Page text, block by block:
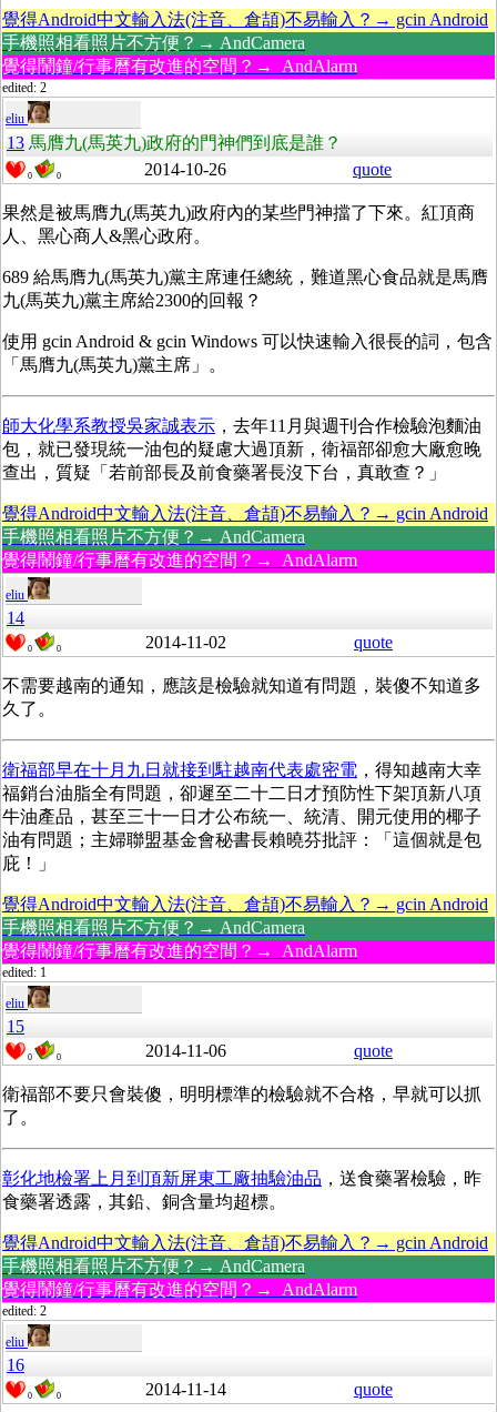
覺得Android中文輸入法(注音、倉頡)不易輸入？→ gcin Android
手機照相看照片不方便？→ AndCamera
覺得鬧鐘/行事曆有改進的空間？→ AndAlarm
edited: 2
eliu
13 馬膺九(馬英九)政府的門神們到底是誰？
0 0 2014-10-26 quote
果然是被馬膺九(馬英九)政府內的某些門神擋了下來。紅頂商
人、黑心商人&黑心政府。
689 給馬膺九(馬英九)黨主席連任總統，難道黑心食品就是馬膺
九(馬英九)黨主席給2300的回報？
使用 gcin Android & gcin Windows 可以快速輸入很長的詞，包含
「馬膺九(馬英九)黨主席」。
師大化學系教授吳家誠表示 ，去年11月與週刊合作檢驗泡麵油
包，就已發現統一油包的疑慮大過頂新，衛福部卻愈大廠愈晚
查出，質疑「若前部長及前食藥署長沒下台，真敢查？」
覺得Android中文輸入法(注音、倉頡)不易輸入？→ gcin Android
手機照相看照片不方便？→ AndCamera
覺得鬧鐘/行事曆有改進的空間？→ AndAlarm
eliu
14
0 0 2014-11-02 quote
不需要越南的通知，應該是檢驗就知道有問題，裝傻不知道多
久了。
衛福部早在十月九日就接到駐越南代表處密電 ，得知越南大幸
福銷台油脂全有問題，卻遲至二十二日才預防性下架頂新八項
牛油產品，甚至三十一日才公布統一、統清、開元使用的椰子
油有問題；主婦聯盟基金會秘書長賴曉芬批評：「這個就是包
庇！」
覺得Android中文輸入法(注音、倉頡)不易輸入？→ gcin Android
手機照相看照片不方便？→ AndCamera
覺得鬧鐘/行事曆有改進的空間？→ AndAlarm
edited: 1
eliu
15
0 0 2014-11-06 quote
衛福部不要只會裝傻，明明標準的檢驗就不合格，早就可以抓
了。
彰化地檢署上月到頂新屏東工廠抽驗油品 ，送食藥署檢驗，昨
食藥署透露，其鉛、銅含量均超標。
覺得Android中文輸入法(注音、倉頡)不易輸入？→ gcin Android
手機照相看照片不方便？→ AndCamera
覺得鬧鐘/行事曆有改進的空間？→ AndAlarm
edited: 2
eliu
16
0 0 2014-11-14 quote